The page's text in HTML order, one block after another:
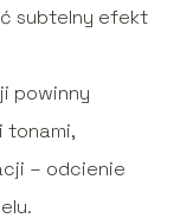
subtelny efekt
powinny
tonami,
– odcienie